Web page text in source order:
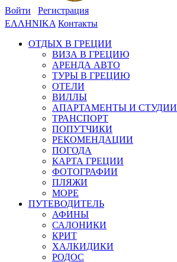
Войти
Регистрация
ΕΛΛΗΝΙΚΑ Контакты
ОТДЫХ В ГРЕЦИИ
ВИЗА В ГРЕЦИЮ
АРЕНДА АВТО
ТУРЫ В ГРЕЦИЮ
ОТЕЛИ
ВИЛЛЫ
АПАРТАМЕНТЫ И СТУДИИ
ТРАНСПОРТ
ПОПУТЧИКИ
РЕКОМЕНДАЦИИ
ПОГОДА
КАРТА ГРЕЦИИ
ФОТОГРАФИИ
ПЛЯЖИ
МОРЕ
ПУТЕВОДИТЕЛЬ
АФИНЫ
САЛОНИКИ
КРИТ
ХАЛКИДИКИ
РОДОС